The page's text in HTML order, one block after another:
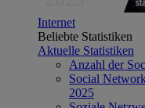
Internet
Beliebte Statistiken
Aktuelle Statistiken
Anzahl der
Social
2025